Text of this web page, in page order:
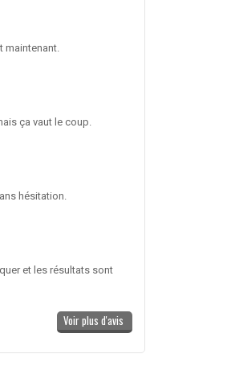
maintenant.
ça vaut le coup.
hésitation.
et les résultats sont
Voir plus d'avis